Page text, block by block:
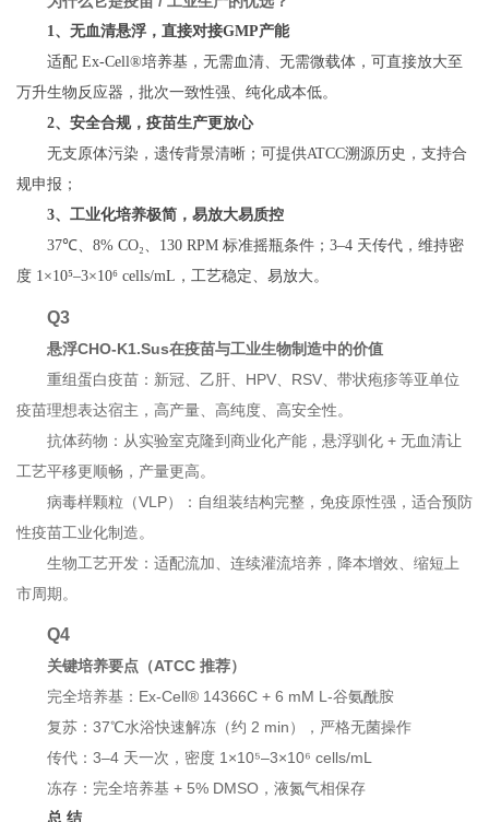
1、 无血清悬浮，直接对接GMP产能
适配 Ex‑Cell®培养基，无需血清、无需微载体，可直接放大至
万升生物反应器，批次一致性强、纯化成本低。
2、 安全合规，疫苗生产更放心
无支原体污染，遗传背景清晰；可提供ATCC溯源历史，支持合
规申报；
3、 工业化培养极简，易放大易质控
37℃、8% CO₂、130 RPM 标准摇瓶条件；3–4 天传代，维持密
度 1×10⁵–3×10⁶ cells/mL，工艺稳定、易放大。
Q3
悬浮CHO-K1.Sus在疫苗与工业生物制造中的价值
重组蛋白疫苗：新冠、乙肝、HPV、RSV、带状疱疹等亚单位
疫苗理想表达宿主，高产量、高纯度、高安全性。
抗体药物：从实验室克隆到商业化产能，悬浮驯化 + 无血清让
工艺平移更顺畅，产量更高。
病毒样颗粒（VLP）：自组装结构完整，免疫原性强，适合预防
性疫苗工业化制造。
生物工艺开发：适配流加、连续灌流培养，降本增效、缩短上
市周期。
Q4
关键培养要点（ATCC 推荐）
完全培养基：Ex‑Cell® 14366C + 6 mM L‑谷氨酰胺
复苏：37℃水浴快速解冻（约 2 min），严格无菌操作
传代：3–4 天一次，密度 1×10⁵–3×10⁶ cells/mL
冻存：完全培养基 + 5% DMSO，液氮气相保存
总 结